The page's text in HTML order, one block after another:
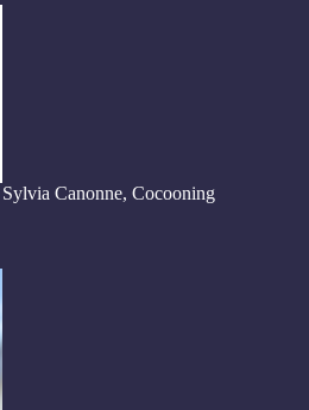
Canonne, Cocooning